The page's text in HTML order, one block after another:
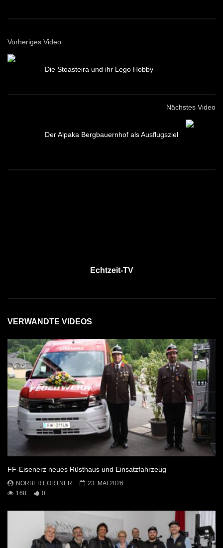
Vorheriges Video
Die Stoasteira und ihr Lego Hobby
Nächstes Video
Der Alpaka Bergbauernhof als Ausflugsziel
Echtzeit-TV
VERWANDTE VIDEOS
FF-Eisenerz neues Rüsthaus und Einsatzfahrzeug
NORBERT ORTNER
23. MAI 2026
168
0